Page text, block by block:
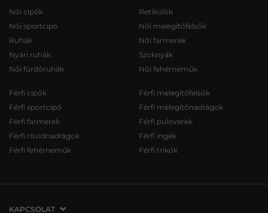
Női cipők
Női sportcipő
Ruhák
Nyári ruhák
Női fürdőruhák
Retikülök
Női melegítőfelsők
Női farmerek
Szoknyák
Női fehérneműk
Férfi cipők
Férfi sportcipő
Férfi farmerek
Férfi rövidnadrágok
Férfi fehérneműk
Férfi melegítőfelsők
Férfi melegítőnadrágok
Férfi pulóverek
Férfi ingek
Férfi trikók
KAPCSOLAT